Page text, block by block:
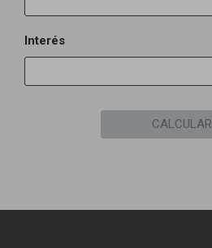
Interés
CALCULAR